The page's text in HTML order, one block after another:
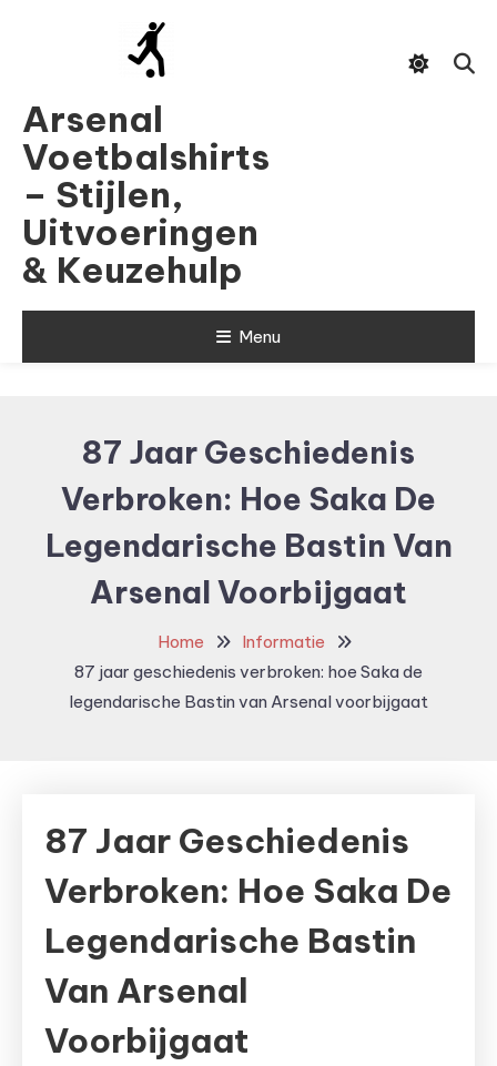
Arsenal
Voetbalshirts
– Stijlen,
Uitvoeringen
& Keuzehulp
Menu
87 Jaar Geschiedenis
Verbroken: Hoe Saka De
Legendarische Bastin Van
Arsenal Voorbijgaat
Home
Informatie
87 jaar geschiedenis verbroken: hoe Saka de
legendarische Bastin van Arsenal voorbijgaat
87 Jaar Geschiedenis
Verbroken: Hoe Saka De
Legendarische Bastin
Van Arsenal
Voorbijgaat